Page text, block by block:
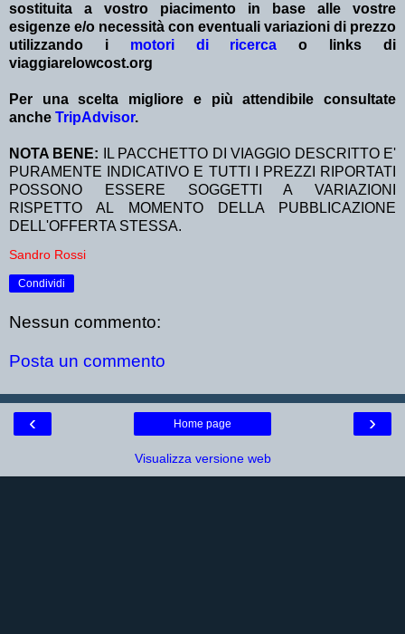
sostituita a vostro piacimento in base alle vostre
esigenze e/o necessità con eventuali variazioni di prezzo
utilizzando i motori di ricerca o links di
viaggiarelowcost.org
Per una scelta migliore e più attendibile consultate
anche TripAdvisor.
NOTA BENE:
IL PACCHETTO DI VIAGGIO DESCRITTO E'
PURAMENTE INDICATIVO E TUTTI I PREZZI RIPORTATI
POSSONO ESSERE SOGGETTI A VARIAZIONI
RISPETTO AL MOMENTO DELLA PUBBLICAZIONE
DELL'OFFERTA STESSA.
Sandro Rossi
Condividi
Nessun commento:
Posta un commento
‹ ›
Home page
Visualizza versione web